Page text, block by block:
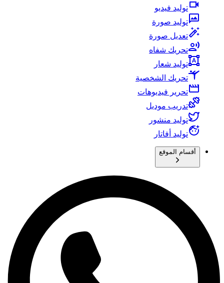
توليد فيديو
توليد صورة
تعديل صورة
تحريك شفاه
توليد شعار
تحريك الشخصية
تحرير فيديوهات
تدريب موديل
توليد منشور
توليد أفاتار
أقسام الموقع